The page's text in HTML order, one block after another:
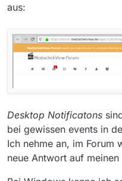
aus:
Desktop Notificatons
bei gewissen events in
Ich nehme an, im Forum
neue Antwort auf